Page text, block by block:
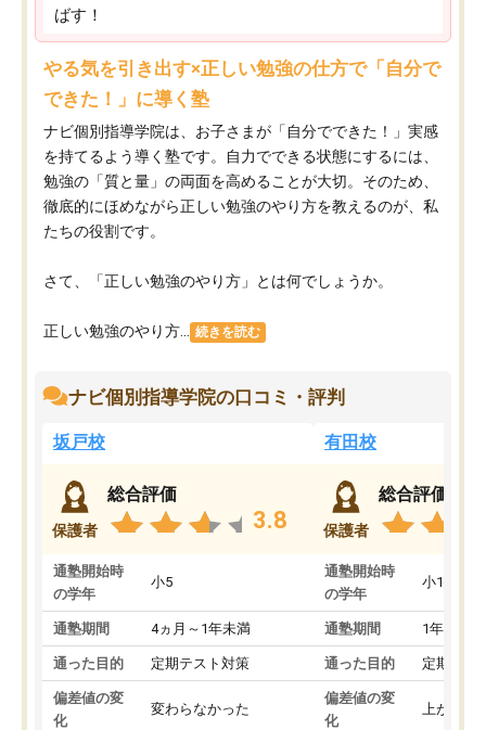
ばす！
やる気を引き出す×正しい勉強の仕方で「自分で
できた！」に導く塾
ナビ個別指導学院は、お子さまが「自分でできた！」実感
を持てるよう導く塾です。自力でできる状態にするには、
勉強の「質と量」の両面を高めることが大切。そのため、
徹底的にほめながら正しい勉強のやり方を教えるのが、私
たちの役割です。
さて、「正しい勉強のやり方」とは何でしょうか。
正しい勉強のやり方... 続きを読む
ナビ個別指導学院の口コミ・評判
坂戸校
保護者
総合評価
3.8
通塾開始時
の学年
小5
通塾期間 4ヵ月～1年未満
通った目的 定期テスト対策
偏差値の変
化
変わらなかった
有田校
保護者
総合評価
通塾開始時
の学年
小1
通塾期間 1年以上
通った目的 定期テス
偏差値の変
化
上がった